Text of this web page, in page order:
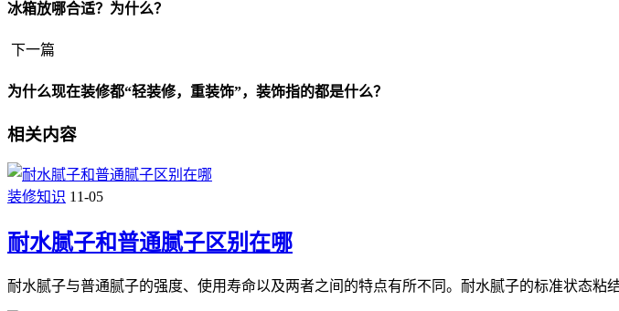
冰箱放哪合适？为什么？
下一篇
为什么现在装修都“轻装修，重装饰”，装饰指的都是什么？
相关内容
装修知识 11-05
耐水腻子和普通腻子区别在哪
耐水腻子与普通腻子的强度、使用寿命以及两者之间的特点有所不同。耐水腻子的标准状态